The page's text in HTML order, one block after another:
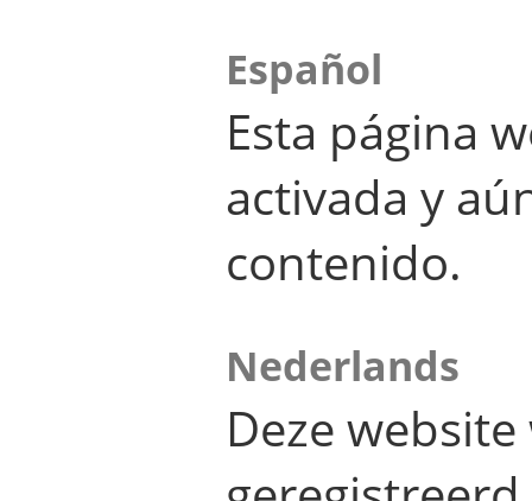
Español
Esta página
activada y
contenido.
Nederlands
Deze